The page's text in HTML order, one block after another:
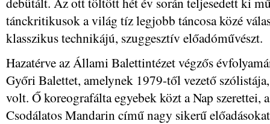
tánckritikusok a világ tíz legjobb táncosa közé
klasszikus technikájú, szuggesztív előadóművészt.
Hazatérve az Állami Balettintézet végzős
Győri Balettet, amelynek 1979-től vezető
volt. Ő koreografálta egyebek közt a Nap szerettei,
Csodálatos Mandarin című nagy sikerű